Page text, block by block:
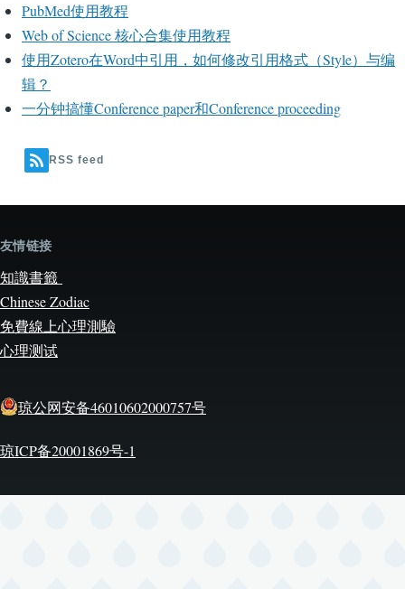
PubMed使用教程
Web of Science 核心合集使用教程
使用Zotero在Word中引用，如何修改引用格式（Style）与编
辑？
一分钟搞懂Conference paper和Conference proceeding
RSS feed
友情链接
知識書籤
Chinese Zodiac
免費線上心理測驗
心理测试
琼公网安备46010602000757号
琼ICP备20001869号-1